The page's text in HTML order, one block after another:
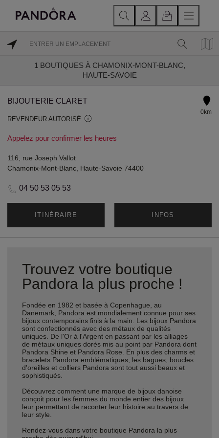
1 BOUTIQUES À CHAMONIX-MONT-BLANC,
HAUTE-SAVOIE
BIJOUTERIE CLARET
REVENDEUR AUTORISÉ
Appelez pour confirmer les heures
0km
116, rue Joseph Vallot
Chamonix-Mont-Blanc, Haute-Savoie 74400
04 50 53 05 53
ITINÉRAIRE INFOS
Trouvez votre boutique
Pandora la plus proche !
Fondée en 1982 et basée à Copenhague, au
Danemark, Pandora est mondialement connue pour ses
bijoux contemporains finis à la main. Les bijoux Pandora
sont confectionnés avec des métaux de qualités
uniques. De l'Or à l'Argent en passant par les alliages
de métaux uniques dorés mis au point par Pandora dont
Pandora Shine et Pandora Rose. En plus des charms et
bracelets Pandora emblématiques, les bagues, boucles
d'oreilles et colliers Pandora sont tout aussi beaux et
sophistiqués.
Découvrez comment une marque de bijoux danoise
conçoit pour les femmes du monde entier des bijoux
leur permettant de raconter leur histoire au travers de
leur style.
Rendez-vous dans votre boutique Pandora la plus